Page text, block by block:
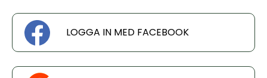
LOGGA IN MED FACEBOOK